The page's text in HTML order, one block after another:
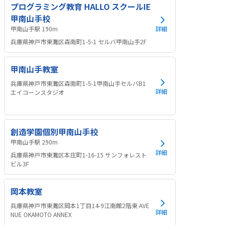
プログラミング教育 HALLO スクールIE
甲南山手校
甲南山手駅 190m
兵庫県神戸市東灘区森南町1-5-1 セルバ甲南山手2F
詳細
甲南山手教室
兵庫県神戸市東灘区森南町1-5-1甲南山手セルバB1
エイコーンスタジオ
詳細
創造学園個別甲南山手校
甲南山手駅 290m
兵庫県神戸市東灘区本庄町1-16-15 サンフォレスト
ビル3F
詳細
岡本教室
兵庫県神戸市東灘区岡本1丁目14-9江南館2階東 AVE
NUE OKAMOTO ANNEX
詳細